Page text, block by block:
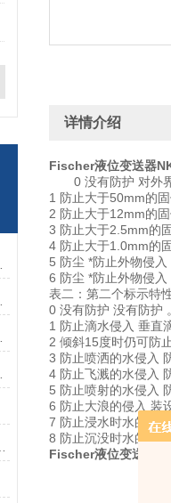
详情介绍
Fischer液位变送器
0 没有防护 对外
1 防止大于50mm的
2 防止大于12mm的
3 防止大于2.5mm的
4 防止大于1.0mm的
5 防尘 *防止外物侵
6 防尘 *防止外物侵入
表二：第二个标示特
0 没有防护 没有防护 。
1 防止滴水侵入 垂直
2 倾斜15度时仍可防
3 防止喷洒的水侵入
4 防止飞溅的水侵入
5 防止喷射的水侵入
6 防止大浪的侵入 装
7 防止浸水时水的侵
8 防止沉没时水的侵
Fischer液位变送器